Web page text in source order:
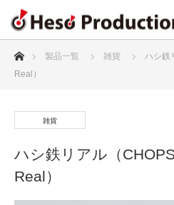
ホーム製品一覧 雑貨
ハシ鉄
Real）
雑貨
ハシ鉄リアル（
Real）